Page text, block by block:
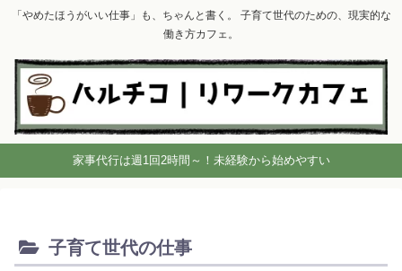
「やめたほうがいい仕事」も、ちゃんと書く。 子育て世代のための、現実的な
働き方カフェ。
家事代行は週1回2時間～！未経験から始めやすい
子育て世代の仕事